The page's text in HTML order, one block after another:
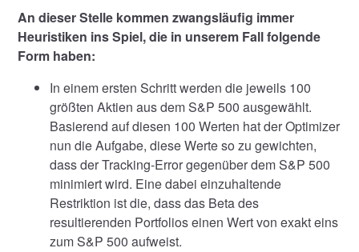
An dieser Stelle kommen zwangsläufig immer
Heuristiken ins Spiel, die in unserem Fall folgende
Form haben:
In einem ersten Schritt werden die jeweils 100
größten Aktien aus dem S&P 500 ausgewählt.
Basierend auf diesen 100 Werten hat der Optimizer
nun die Aufgabe, diese Werte so zu gewichten,
dass der Tracking-Error gegenüber dem S&P 500
minimiert wird. Eine dabei einzuhaltende
Restriktion ist die, dass das Beta des
resultierenden Portfolios einen Wert von exakt eins
zum S&P 500 aufweist.